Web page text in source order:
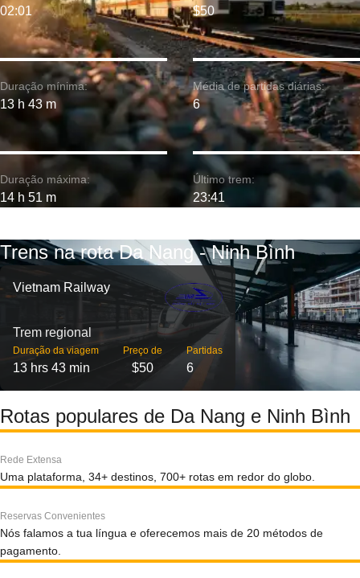
Duração mínima:
13 h 43 m
02:01
Duração máxima:
14 h 51 m
$50
Média de partidas diárias:
6
Último trem:
23:41
Trens na rota Da Nang - Ninh Bình
Vietnam Railway
Trem regional
Duração da viagem
13 hrs 43 min
Preço de
$50
Partidas
6
Rotas populares de Da Nang e Ninh Bình
Rede Extensa
Uma plataforma, 34+ destinos, 700+ rotas em redor do globo.
Reservas Convenientes
Nós falamos a tua língua e oferecemos mais de 20 métodos de
pagamento.